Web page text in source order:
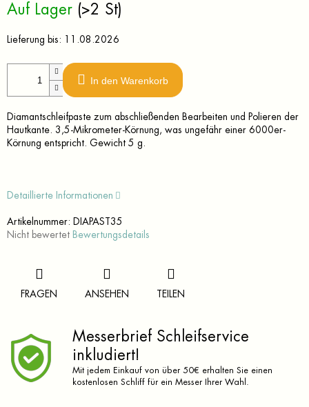
Auf Lager (>2 St)
Lieferung bis: 11.08.2026
In den Warenkorb
Diamantschleifpaste zum abschließenden Bearbeiten und Polieren der
Hautkante. 3,5-Mikrometer-Körnung, was ungefähr einer 6000er-
Körnung entspricht. Gewicht 5 g.
Detaillierte Informationen
Artikelnummer: DIAPAST35
Die
Nicht bewertet Bewertungsdetails
FRAGEN ANSEHEN TEILEN
Messerbrief Schleifservice
inkludiert!
Mit jedem Einkauf von über 50€ erhalten Sie einen
kostenlosen Schliff für ein Messer Ihrer Wahl.